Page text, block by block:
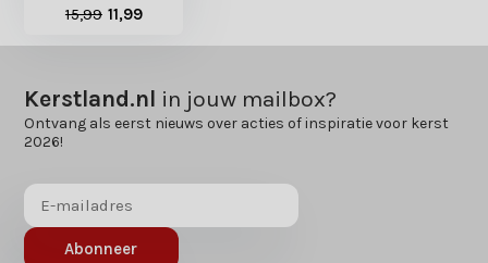
15,99 11,99
Kerstland.nl in jouw mailbox?
Ontvang als eerst nieuws over acties of inspiratie voor kerst
2026!
Abonneer